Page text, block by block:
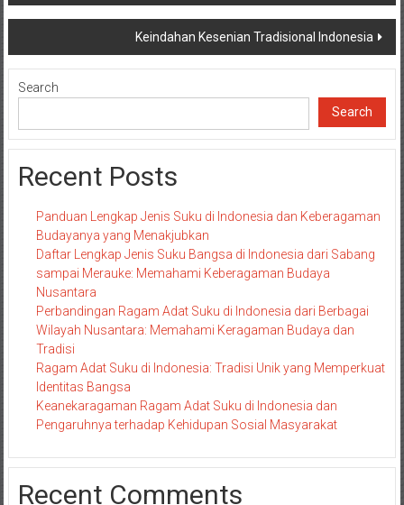
navigation
Keindahan Kesenian Tradisional Indonesia
Search
Search
Recent Posts
Panduan Lengkap Jenis Suku di Indonesia dan Keberagaman
Budayanya yang Menakjubkan
Daftar Lengkap Jenis Suku Bangsa di Indonesia dari Sabang
sampai Merauke: Memahami Keberagaman Budaya
Nusantara
Perbandingan Ragam Adat Suku di Indonesia dari Berbagai
Wilayah Nusantara: Memahami Keragaman Budaya dan
Tradisi
Ragam Adat Suku di Indonesia: Tradisi Unik yang Memperkuat
Identitas Bangsa
Keanekaragaman Ragam Adat Suku di Indonesia dan
Pengaruhnya terhadap Kehidupan Sosial Masyarakat
Recent Comments